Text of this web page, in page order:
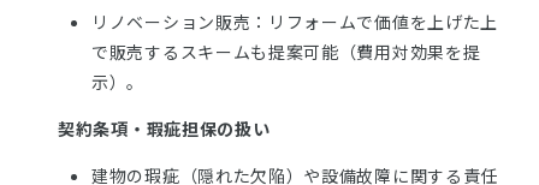
リノベーション販売：リフォームで価値を上げた上
で販売するスキームも提案可能（費用対効果を提
示）。
契約条項・瑕疵担保の扱い
建物の瑕疵（隠れた欠陥）や設備故障に関する責任